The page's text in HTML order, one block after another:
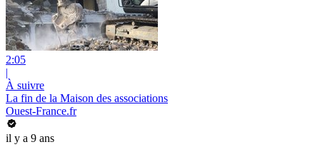
2:05
|
À suivre
La fin de la Maison des associations
Ouest-France.fr
il y a 9 ans